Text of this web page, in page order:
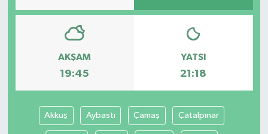
AKŞAM
19:45
YATSI
21:18
Akkuş Aybastı Çamaş Çatalpınar